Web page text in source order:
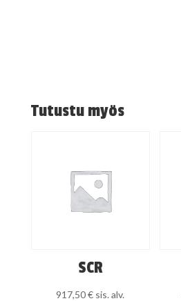
Tutustu myös
SCR
917,50€ sis. alv.